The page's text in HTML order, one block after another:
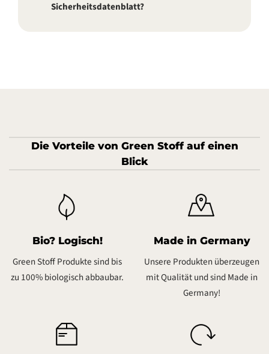
Sicherheitsdatenblatt?
Die Vorteile von Green Stoff auf einen
Blick
Bio? Logisch!
Green Stoff Produkte sind bis
zu 100% biologisch abbaubar.
Made in Germany
Unsere Produkten überzeugen
mit Qualität und sind Made in
Germany!